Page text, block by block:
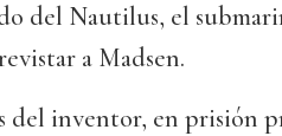
del Nautilus, el
a Madsen.
del inventor, en prisión